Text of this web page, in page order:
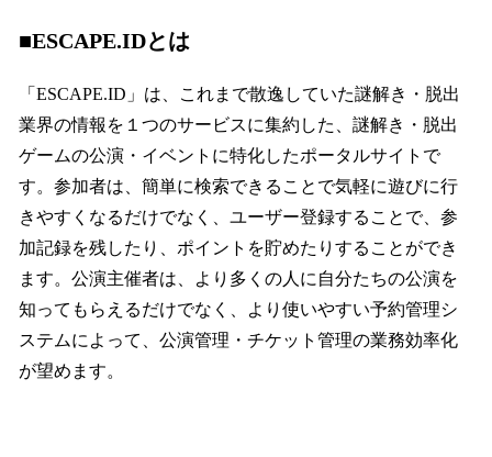
■ESCAPE.IDとは
「ESCAPE.ID」は、これまで散逸していた謎解き・脱出
業界の情報を１つのサービスに集約した、謎解き・脱出
ゲームの公演・イベントに特化したポータルサイトで
す。参加者は、簡単に検索できることで気軽に遊びに行
きやすくなるだけでなく、ユーザー登録することで、参
加記録を残したり、ポイントを貯めたりすることができ
ます。公演主催者は、より多くの人に自分たちの公演を
知ってもらえるだけでなく、より使いやすい予約管理シ
ステムによって、公演管理・チケット管理の業務効率化
が望めます。